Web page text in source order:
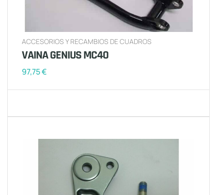
ACCESORIOS Y RECAMBIOS DE CUADROS
VAINA GENIUS MC40
97,75€